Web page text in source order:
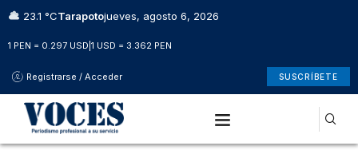
23.1 °CTarapotojueves, agosto 6, 2026
1 PEN = 0.297 USD 1 USD = 3.362 PEN
Registrarse / Acceder SUSCRÍBETE